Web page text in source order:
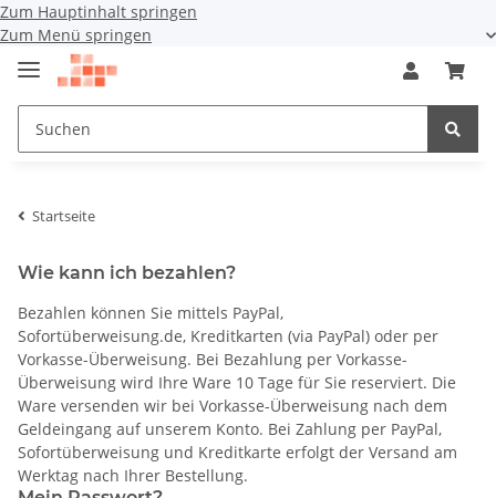
Zum Hauptinhalt springen
Zum Menü springen
Startseite
Wie kann ich bezahlen?
Bezahlen können Sie mittels PayPal,
Sofortüberweisung.de, Kreditkarten (via PayPal) oder per
Vorkasse-Überweisung. Bei Bezahlung per Vorkasse-
Überweisung wird Ihre Ware 10 Tage für Sie reserviert. Die
Ware versenden wir bei Vorkasse-Überweisung nach dem
Geldeingang auf unserem Konto. Bei Zahlung per PayPal,
Sofortüberweisung und Kreditkarte erfolgt der Versand am
Werktag nach Ihrer Bestellung.